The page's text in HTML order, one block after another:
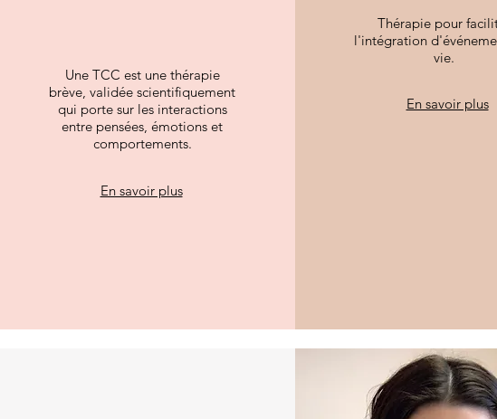
Une TCC est une thérapie
brève, validée scientifiquement
qui porte sur les interactions
entre pensées, émotions et
comportements.
En savoir plus
Thérapie pour
l'intégration
vie.
En savoir plus